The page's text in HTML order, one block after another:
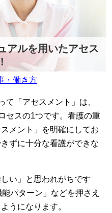
アルを用いたアセス
・働き方
て「アセスメント」は、
セスの1つです。看護の重
メント」を明確にしてお
ずに十分な看護ができな
い」と思われがちです
パターン」などを押さえ
うになります。